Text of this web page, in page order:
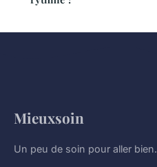
Mieuxsoin
Un peu de soin pour aller bien.